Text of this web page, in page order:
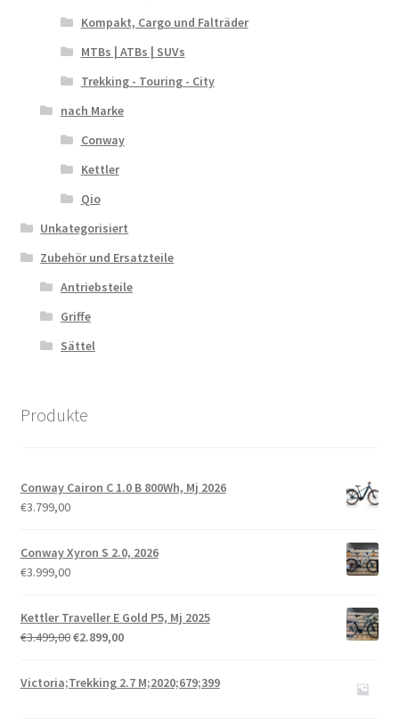
Kompakt, Cargo und Falträder
MTBs | ATBs | SUVs
Trekking - Touring - City
nach Marke
Conway
Kettler
Qio
Unkategorisiert
Zubehör und Ersatzteile
Antriebsteile
Griffe
Sättel
Produkte
Conway Cairon C 1.0 B 800Wh, Mj 2026
€3.799,00
Conway Xyron S 2.0, 2026
€3.999,00
Kettler Traveller E Gold P5, Mj 2025
€3.499,00€2.899,00
Victoria;Trekking 2.7 M;2020;679;399